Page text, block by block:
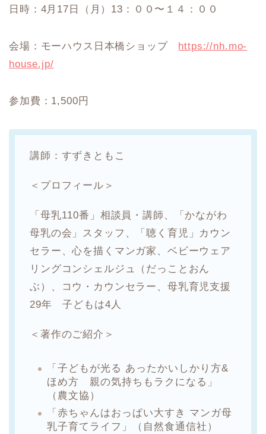
日時：4月17日（月）13：００〜１４：００
会場：モーハウス日本橋ショップ https://nh.mo-
house.jp/
参加費：1,500円
講師：すずきともこ
＜プロフィール＞
「母乳110番」相談員・講師、「かながわ
母乳の会」スタッフ、「聴く育児」カウン
セラー、心を描くマンガ家、ベビーウェア
リングコンシェルジュ（だっことおん
ぶ）、コウ・カウンセラー、母乳育児支援
29年 子どもは4人
＜著作のご紹介＞
「子どもが光る あったかいしかり方&
ほめ方 親の気持ちもラクになる」
（農文協）
「赤ちゃんはおっぱい大すき マンガ母
乳子育てライフ」（自然食通信社）